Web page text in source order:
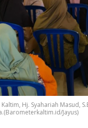
Hj. Syahariah Masud,
Jayus)